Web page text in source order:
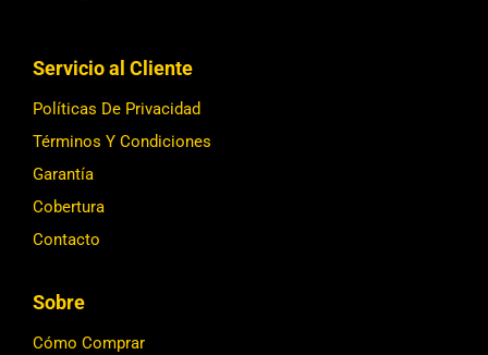
Servicio al Cliente
Políticas De Privacidad
Términos Y Condiciones
Garantía
Cobertura
Contacto
Sobre
Cómo Comprar